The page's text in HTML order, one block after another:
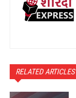
RELATED ARTICLES